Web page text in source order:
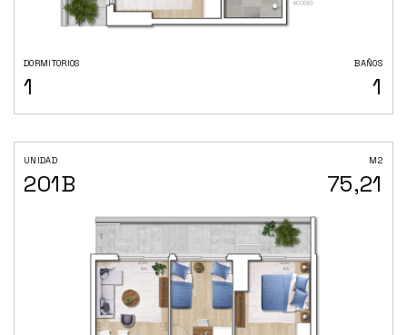
DORMITORIOS
1
BAÑOS
1
UNIDAD
201B
M2
75,21